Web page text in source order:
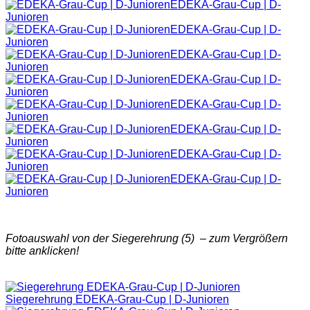
EDEKA-Grau-Cup | D-
Junioren
EDEKA-Grau-Cup | D-
Junioren
EDEKA-Grau-Cup | D-
Junioren
EDEKA-Grau-Cup | D-
Junioren
EDEKA-Grau-Cup | D-
Junioren
EDEKA-Grau-Cup | D-
Junioren
EDEKA-Grau-Cup | D-
Junioren
EDEKA-Grau-Cup | D-
Junioren
Fotoauswahl von der Siegerehrung (5) – zum Vergrößern
bitte anklicken!
Siegerehrung EDEKA-Grau-Cup | D-Junioren